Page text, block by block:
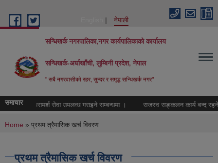
नेपाली
सन्धिखर्क नगरपालिका,नगर कार्यपालिकाको कार्यालय
सन्धिखर्क-अर्घाखाँची, लुम्बिनी प्रदेश, नेपाल
" सबै नगरवासीकाे रहर, सुन्दर र समृद्ध सन्धिखर्क नगर"
समाचार परामर्श सेवा उपलव्ध गराइने सम्बन्धमा । राजस्व सङ्कलन कार्य बन्द रहने
You are here
Home » प्रथम त्रैमासिक खर्च विवरण
प्रथम त्रैमासिक खर्च विवरण